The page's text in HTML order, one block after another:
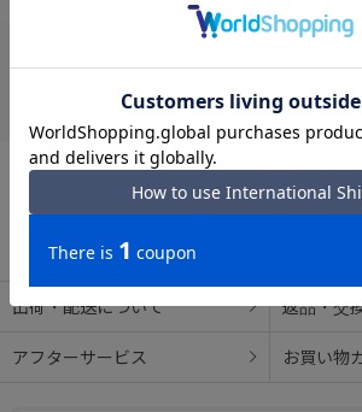
クレジットカード
この商品について問い合
出荷・配送について 返品・交
アフターサービス お買い物